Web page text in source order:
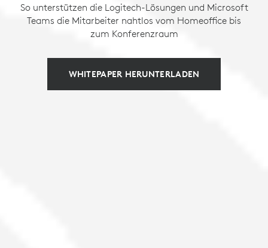
So unterstützen die Logitech-Lösungen und Microsoft
Teams die Mitarbeiter nahtlos vom Homeoffice bis
zum Konferenzraum
WHITEPAPER HERUNTERLADEN